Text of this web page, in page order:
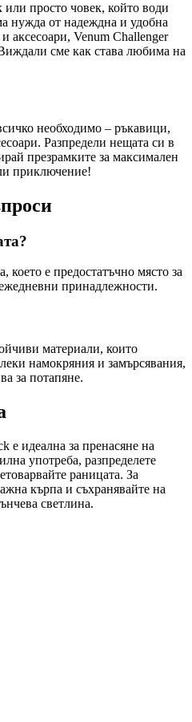
просто човек, който води
нужда от надеждна и удобна
аксесоари, Venum Challenger
сме как става любима на
необходимо – ръкавици,
Разпредели нещата си в
презрамките за максимален
приключение!
което е предостатъчно място за
принадлежности.
материали, които
намокряния и замърсявания,
за потапяне.
е идеална за пренасяне на
употреба, разпределете
раницата. За
кърпа и съхранявайте на
светлина.